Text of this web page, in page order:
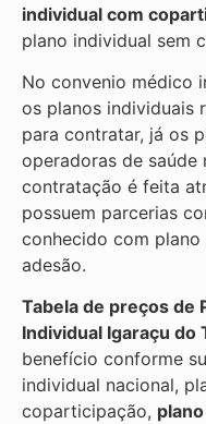
individual com
plano individual sem
No convenio médico
os planos individuais
para contratar, já os
operadoras de saúde
contratação é feita
possuem parcerias
conhecido com
adesão.
Tabela de preços de
Individual Igaraçu do
benefício conforme
individual nacional,
coparticipação,